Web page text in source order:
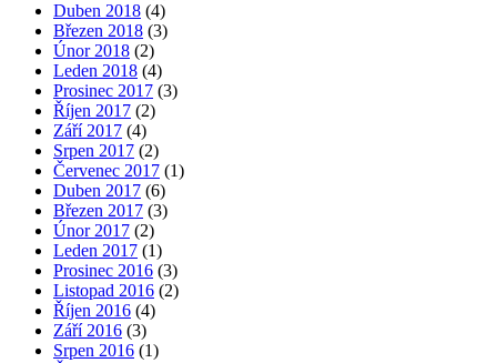
Duben 2018 (4)
Březen 2018 (3)
Únor 2018 (2)
Leden 2018 (4)
Prosinec 2017 (3)
Říjen 2017 (2)
Září 2017 (4)
Srpen 2017 (2)
Červenec 2017 (1)
Duben 2017 (6)
Březen 2017 (3)
Únor 2017 (2)
Leden 2017 (1)
Prosinec 2016 (3)
Listopad 2016 (2)
Říjen 2016 (4)
Září 2016 (3)
Srpen 2016 (1)